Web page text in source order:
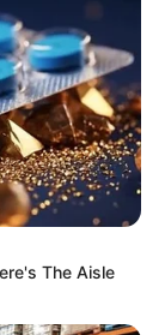
พบรักแรกพบ
ความรักไปได้
The Aisle